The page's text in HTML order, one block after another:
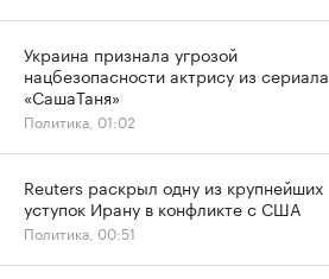
Украина признала угрозой
нацбезопасности актрису из сериала
«СашаТаня»
Политика, 01:02
Reuters раскрыл одну из крупнейших
уступок Ирану в конфликте с США
Политика, 00:51